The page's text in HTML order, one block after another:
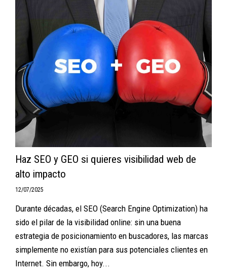
Haz SEO y GEO si quieres visibilidad web de
alto impacto
12/07/2025
Durante décadas, el SEO (Search Engine Optimization) ha
sido el pilar de la visibilidad online: sin una buena
estrategia de posicionamiento en buscadores, las marcas
simplemente no existían para sus potenciales clientes en
Internet. Sin embargo, hoy...